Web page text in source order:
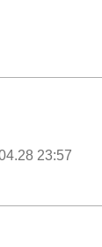
23:57